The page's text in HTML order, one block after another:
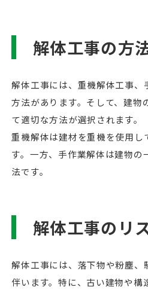
解体工事の方
解体工事には、重機解体工事、
方法があります。そして、建物
て適切な方法が選択されます。
重機解体は建材を重機を使用し
す。一方、手作業解体は建物の
法です。
解体工事のリ
解体工事には、落下物や粉塵
伴います。特に、古い建物や構